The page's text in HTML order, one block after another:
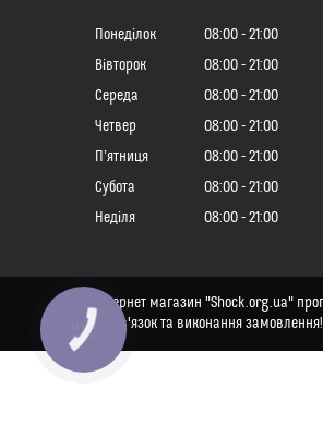
Понеділок 08:00
21:00
Вівторок
08:00
21:00
Середа
08:00
21:00
Четвер
08:00
21:00
Пʼятниця
08:00
21:00
Субота
08:00
21:00
Неділя
08:00 21:00
Інтернет магазин "Shock.org.ua"
на зв'язок та виконання
КНОПКА
ЗВ'ЯЗКУ